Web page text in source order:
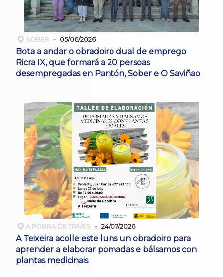
SOBER 05/06/2026
Bota a andar o obradoiro dual de emprego
Ricra IX, que formará a 20 persoas
desempregadas en Pantón, Sober e O Saviñao
A POBRA DE TRIVES 24/07/2026
A Teixeira acolle este luns un obradoiro para
aprender a elaborar pomadas e bálsamos con
plantas medicinais